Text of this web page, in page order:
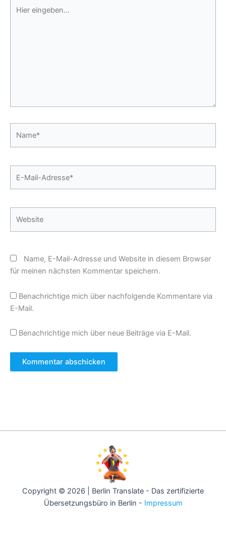
eingeben…
Mail-
Name, E-Mail-Adresse und Website in diesem Browser
für meinen nächsten Kommentar speichern.
Benachrichtige mich über nachfolgende Kommentare via
E-Mail.
Benachrichtige mich über neue Beiträge via E-Mail.
Copyright © 2026 | Berlin Translate - Das zertifizierte
Übersetzungsbüro in Berlin - Impressum